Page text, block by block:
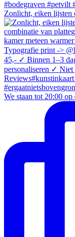
Zonlicht, eiken lijsten
We staan tot 20:00